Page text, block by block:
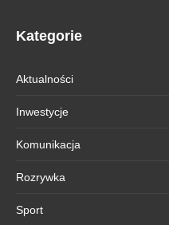
Kategorie
Aktualności
Inwestycje
Komunikacja
Rozrywka
Sport